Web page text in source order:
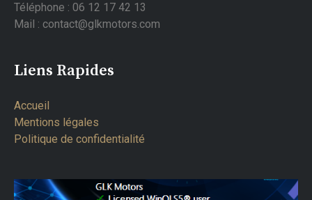
Téléphone : 06 12 17 42 13
Mail : contact@glkmotors.com
Liens Rapides
Accueil
Mentions légales
Politique de confidentialité